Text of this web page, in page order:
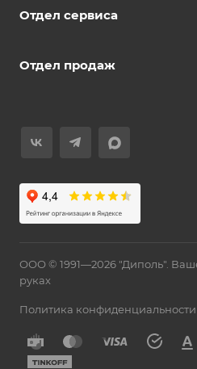
Отдел сервиса
Отдел продаж
ООО © 1991—2026 "Диполь".
руках
Политика конфиденциальности